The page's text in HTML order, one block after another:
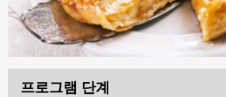
프로그램 단계